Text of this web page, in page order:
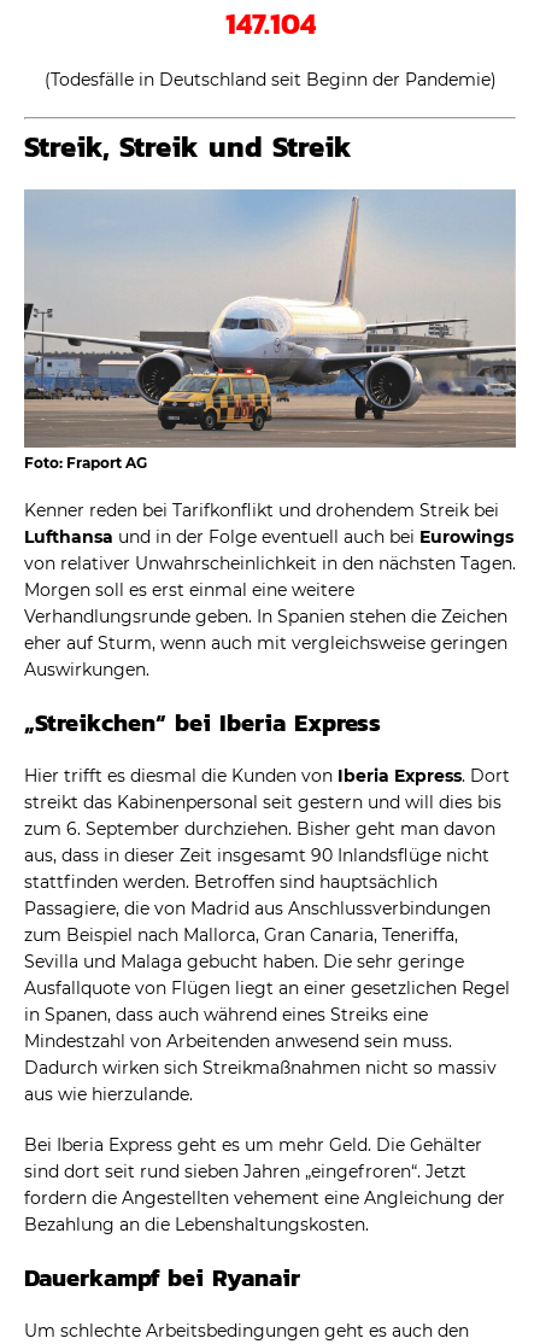
147.104
(Todesfälle in Deutschland seit Beginn der Pandemie)
Streik, Streik und Streik
Foto: Fraport AG
Kenner reden bei Tarifkonflikt und drohendem Streik bei
Lufthansa und in der Folge eventuell auch bei Eurowings
von relativer Unwahrscheinlichkeit in den nächsten Tagen.
Morgen soll es erst einmal eine weitere
Verhandlungsrunde geben. In Spanien stehen die Zeichen
eher auf Sturm, wenn auch mit vergleichsweise geringen
Auswirkungen.
„Streikchen“ bei Iberia Express
Hier trifft es diesmal die Kunden von Iberia Express. Dort
streikt das Kabinenpersonal seit gestern und will dies bis
zum 6. September durchziehen. Bisher geht man davon
aus, dass in dieser Zeit insgesamt 90 Inlandsflüge nicht
stattfinden werden. Betroffen sind hauptsächlich
Passagiere, die von Madrid aus Anschlussverbindungen
zum Beispiel nach Mallorca, Gran Canaria, Teneriffa,
Sevilla und Malaga gebucht haben. Die sehr geringe
Ausfallquote von Flügen liegt an einer gesetzlichen Regel
in Spanen, dass auch während eines Streiks eine
Mindestzahl von Arbeitenden anwesend sein muss.
Dadurch wirken sich Streikmaßnahmen nicht so massiv
aus wie hierzulande.
Bei Iberia Express geht es um mehr Geld. Die Gehälter
sind dort seit rund sieben Jahren „eingefroren“. Jetzt
fordern die Angestellten vehement eine Angleichung der
Bezahlung an die Lebenshaltungskosten.
Dauerkampf bei Ryanair
Um schlechte Arbeitsbedingungen geht es auch den